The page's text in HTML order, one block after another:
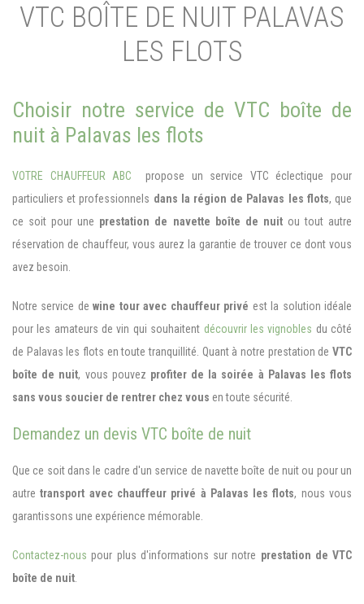
VTC BOÎTE DE NUIT PALAVAS
LES FLOTS
Choisir notre service de VTC boîte de
nuit à Palavas les flots
VOTRE CHAUFFEUR ABC propose un service VTC éclectique pour
particuliers et professionnels dans la région de Palavas les flots, que
ce soit pour une prestation de navette boîte de nuitoutout autre
réservation de chauffeur, vous aurez la garantie de trouver ce dont vous
avez besoin.
Notre service dewine tour avec chauffeur privé est la solution idéale
pour les amateurs de vin qui souhaitent découvrir les vignobles du côté
de Palavas les flots en toute tranquillité. Quant à notre prestation de VTC
boîte de nuit, vous pouvez profiter de la soirée à Palavas les flots
sans vous soucier de rentrer chez vous en toute sécurité.
Demandez un devis VTC boîte de nuit
Que ce soit dans le cadre d'un service de navette boîte de nuit ou pour un
autre transport avec chauffeur privé à Palavas les flots, nous vous
garantissons une expérience mémorable.
Contactez-nous pour plus d'informations sur notre prestation de VTC
boîte de nuit